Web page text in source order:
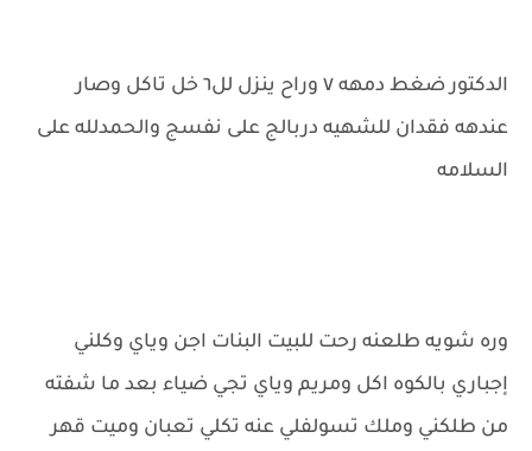
الدكتور ضغط دمهه ٧ وراح ينزل لل٦ خل تاكل وصار
عندهه فقدان للشهيه دربالج على نفسج والحمدلله على
السلامه
وره شويه طلعنه رحت للبيت البنات اجن وياي وكلني
إجباري بالكوه اكل ومريم وياي تجي ضياء بعد ما شفته
من طلكني وملك تسولفلي عنه تكلي تعبان وميت قهر